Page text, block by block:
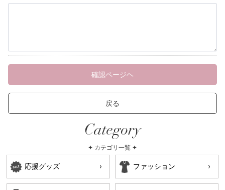
確認ページヘ
戻る
Category
✦ カテゴリ一覧 ✦
応援グッズ ファッション